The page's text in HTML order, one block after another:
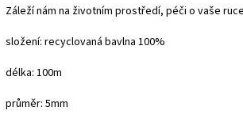
Záleží nám na životním prostředí, péči o vaše
složení: recyclovaná bavlna 100%
délka: 100m
průměr: 5mm